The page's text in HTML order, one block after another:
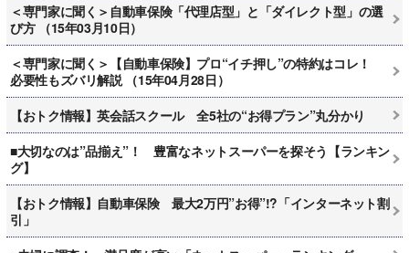
＜専門家に聞く＞自動車保険「代理店型」と「ダイレクト型」の選
び方 （15年03月10日）
＜専門家に聞く＞【自動車保険】プロ“イチ押し”の特約はコレ！
必要性もズバリ解説 （15年04月28日）
【おトク情報】英会話スクール 全5社の“お得プラン”丸分かり
■大切なのは”品揃え”！ 豊富なネットスーパーを探そう【ランキン
グ】
【おトク情報】自動車保険 最大2万円”お得”!?「インターネット割
引」